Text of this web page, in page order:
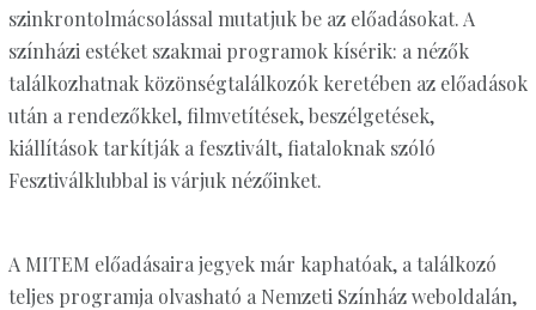
szinkrontolmácsolással mutatjuk be az előadásokat. A
színházi estéket szakmai programok kísérik: a nézők
találkozhatnak közönségtalálkozók keretében az előadások
után a rendezőkkel, filmvetítések, beszélgetések,
kiállítások tarkítják a fesztivált, fiataloknak szóló
Fesztiválklubbal is várjuk nézőinket.
A MITEM előadásaira jegyek már kaphatóak, a találkozó
teljes programja olvasható a Nemzeti Színház weboldalán,